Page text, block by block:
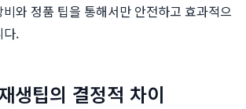
와 정품 팁을 통해서만 안전하고 효과적으
다.
생팁의 결정적 차이